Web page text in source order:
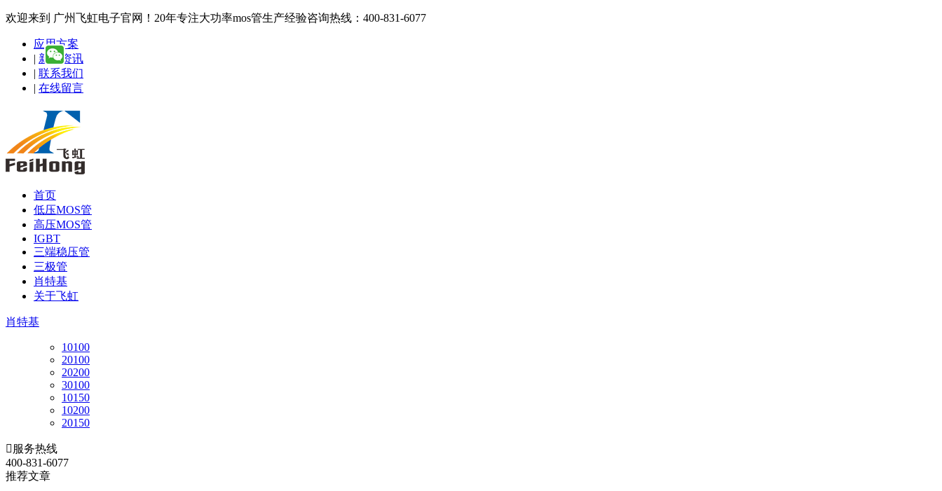
欢迎来到 广州飞虹电子官网！20年专注大功率mos管生产经验咨询热线：400-831-6077
应用方案
| 新闻资讯
| 联系我们
| 在线留言
首页
低压MOS管
高压MOS管
IGBT
三端稳压管
三极管
肖特基
关于飞虹
肖特基
10100
20100
20200
30100
10150
10200
20150
 服务热线
400-831-6077
推荐文章